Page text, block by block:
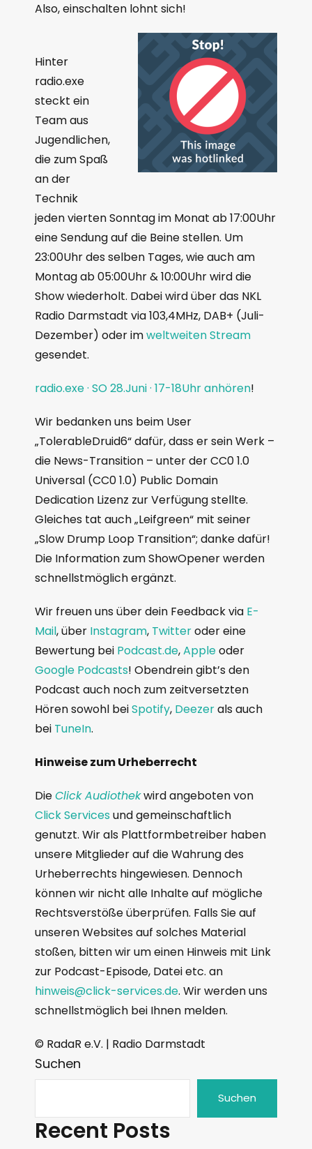
Also, einschalten lohnt sich!
Hinter
radio.exe
steckt ein
Team aus
Jugendlichen,
die zum Spaß
an der
Technik
jeden vierten Sonntag im Monat ab 17:00Uhr
eine Sendung auf die Beine stellen. Um
23:00Uhr des selben Tages, wie auch am
Montag ab 05:00Uhr & 10:00Uhr wird die
Show wiederholt. Dabei wird über das NKL
Radio Darmstadt via 103,4MHz, DAB+ (Juli-
Dezember) oder imweltweiten Stream
gesendet.
radio.exe · SO 28.Juni · 17-18Uhr anhören!
Wir bedanken uns beim User
„TolerableDruid6“ dafür, dass er sein Werk –
die News-Transition – unter der CC0 1.0
Universal (CC0 1.0) Public Domain
Dedication Lizenz zur Verfügung stellte.
Gleiches tat auch „Leifgreen“ mit seiner
„Slow Drump Loop Transition“; danke dafür!
Die Information zum ShowOpener werden
schnellstmöglich ergänzt.
Wir freuen uns über dein Feedback via E-
Mail, über Instagram, Twitteroder eine
Bewertung bei Podcast.de,Appleoder
Google Podcasts! Obendrein gibt’s den
Podcast auch noch zum zeitversetzten
Hören sowohl beiSpotify, Deezerals auch
bei TuneIn.
Hinweise zum Urheberrecht
DieClick Audiothekwird angeboten von
Click Servicesund gemeinschaftlich
genutzt. Wir als Plattformbetreiber haben
unsere Mitglieder auf die Wahrung des
Urheberrechts hingewiesen. Dennoch
können wir nicht alle Inhalte auf mögliche
Rechtsverstöße überprüfen. Falls Sie auf
unseren Websites auf solches Material
stoßen, bitten wir um einen Hinweis mit Link
zur Podcast-Episode, Datei etc. an
hinweis@click-services.de. Wir werden uns
schnellstmöglich bei Ihnen melden.
© RadaR e.V. | Radio Darmstadt
Suchen
Suchen
Recent Posts